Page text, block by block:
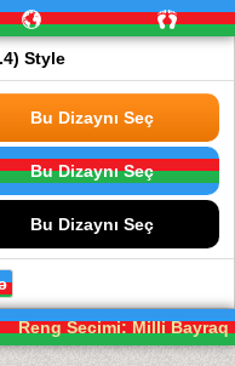
Style
Bu Dizaynı Seç
Bu Dizaynı Seç
Bu Dizaynı Seç
Reng Secimi: Milli Bayraq